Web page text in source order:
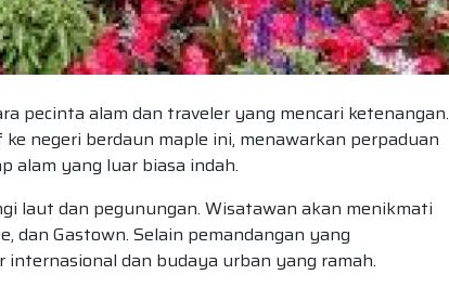
pecinta alam dan traveler yang mencari ketenangan.
negeri berdaun maple ini, menawarkan perpaduan
alam yang luar biasa indah.
laut dan pegunungan. Wisatawan akan menikmati
dan Gastown. Selain pemandangan yang
dan budaya urban yang ramah.